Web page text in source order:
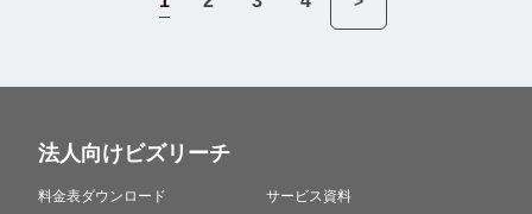
法人向けビズリーチ
料金表ダウンロード サービス資料